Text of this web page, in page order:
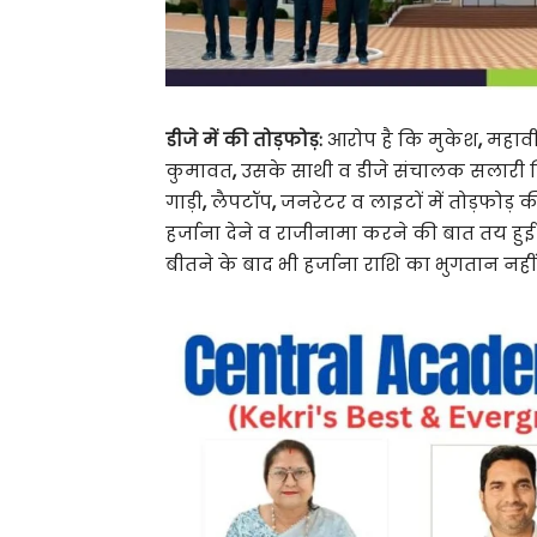
डीजे में की तोड़फोड़:आरोप है कि मुकेश,
कुमावत,उसके साथी व डीजे संचालक सलारी
गाड़ी,लैपटॉप,जनरेटर व लाइटों में तोड़फोड़
हर्जाना देने व राजीनामा करने की बात तय
बीतने के बाद भी हर्जाना राशि का भुगतान